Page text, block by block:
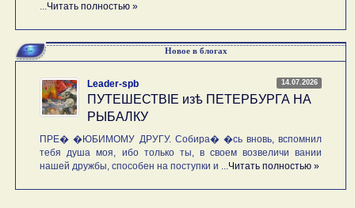
...Читать полностью »
Новое в блогах
14.07.2026
Leader-spb
ПУТЕШЕСТВIE изѣ ПЕТЕРБУРГА НА
РЫБАЛКУ
ПРЕ� �ЮБИМОМУ ДРУГУ. Собира� �сь вновь, вспомнил
тебя душа моя, ибо только ты, в своем возвеличи вании
нашей дружбы, способен на поступки и ...Читать полностью »